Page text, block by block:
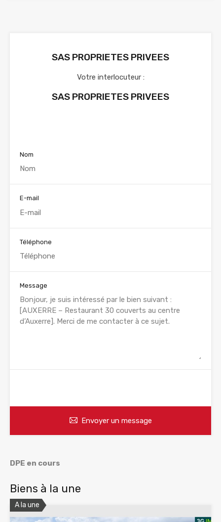
SAS PROPRIETES PRIVEES
Votre interlocuteur :
SAS PROPRIETES PRIVEES
Nom
E-mail
Téléphone
Message
Envoyer un message
DPE en cours
Biens à la une
A la une